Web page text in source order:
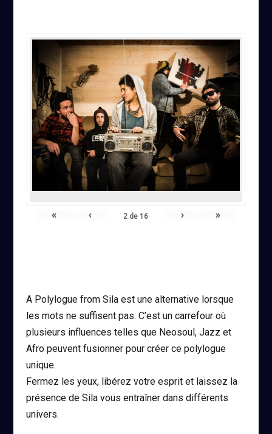
« ‹ 2 de16 › »
A Polylogue from Sila est une alternative lorsque
les mots ne suffisent pas. C’est un carrefour où
plusieurs influences telles que Neosoul, Jazz et
Afro peuvent fusionner pour créer ce polylogue
unique.
Fermez les yeux, libérez votre esprit et laissez la
présence de Sila vous entraîner dans différents
univers.